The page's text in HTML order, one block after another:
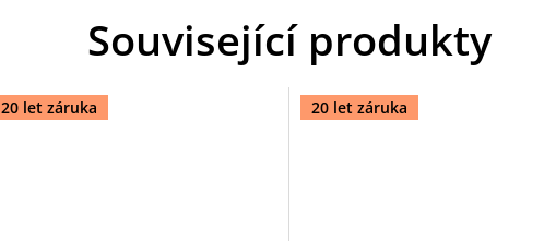
Související produkty
20 let záruka 20 let záruka